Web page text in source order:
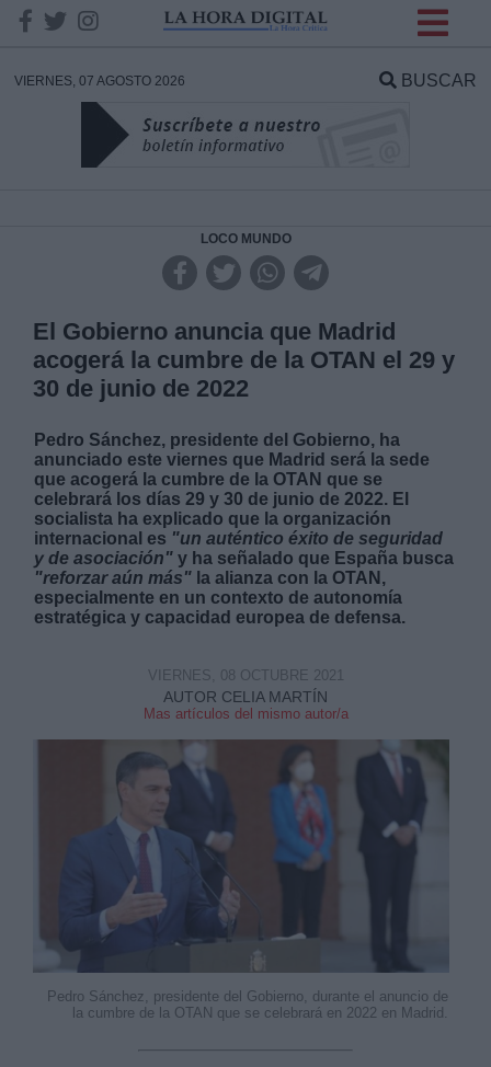
VIERNES, 07 AGOSTO 2026 BUSCAR
LOCO MUNDO
El Gobierno anuncia que Madrid
acogerá la cumbre de la OTAN el 29 y
30 de junio de 2022
Pedro Sánchez, presidente del Gobierno, ha
anunciado este viernes que Madrid será la sede
que acogerá la cumbre de la OTAN que se
celebrará los días 29 y 30 de junio de 2022. El
socialista ha explicado que la organización
internacional es "un auténtico éxito de seguridad
y de asociación" y ha señalado que España busca
"reforzar aún más" la alianza con la OTAN,
especialmente en un contexto de autonomía
estratégica y capacidad europea de defensa.
AUTOR CELIA MARTÍN
Mas artículos del mismo autor/a
VIERNES, 08 OCTUBRE 2021
Pedro Sánchez, presidente del Gobierno, durante el anuncio de
la cumbre de la OTAN que se celebrará en 2022 en Madrid.
DATOS
Responsable:
Legitimación:
Destinatarios:
link